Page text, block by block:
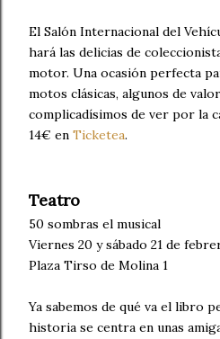
El Salón Internacional del
hará las delicias de
motor. Una ocasión perfecta
motos clásicas, algunos de
complicadísimos de ver por la
14€ en Ticketea.
Teatro
50 sombras el musical
Viernes 20 y sábado 21 de
Plaza Tirso de Molina 1
Ya sabemos de qué va el libro
historia se centra en unas